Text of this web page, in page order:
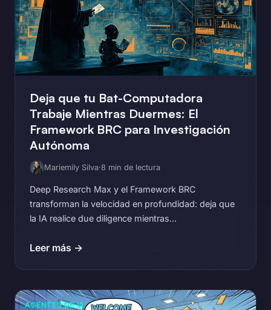
Deja que tu Bat-Computadora
Trabaje Mientras Duermes: El
Framework BRC para Investigación
Autónoma
Mariemily Silva·8 min de lectura
Deep Research Max y el Framework BRC
transforman la velocidad en profundidad: deja que
la IA realice due diligence mientras...
Leer más →
AGENTES DE IA